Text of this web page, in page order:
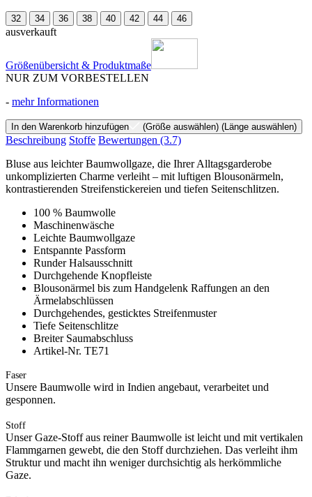
32 34 36 38 40 42 44 46
ausverkauft
Größenübersicht & Produktmaße
NUR ZUM VORBESTELLEN
- mehr Informationen
In den Warenkorb hinzufügen (Größe auswählen) (Länge auswählen)
Beschreibung Stoffe Bewertungen (3.7)
Bluse aus leichter Baumwollgaze, die Ihrer Alltagsgarderobe
unkomplizierten Charme verleiht – mit luftigen Blousonärmeln,
kontrastierenden Streifenstickereien und tiefen Seitenschlitzen.
100 % Baumwolle
Maschinenwäsche
Leichte Baumwollgaze
Entspannte Passform
Runder Halsausschnitt
Durchgehende Knopfleiste
Blousonärmel bis zum Handgelenk Raffungen an den
Ärmelabschlüssen
Durchgehendes, gesticktes Streifenmuster
Tiefe Seitenschlitze
Breiter Saumabschluss
Artikel-Nr. TE71
Faser
Unsere Baumwolle wird in Indien angebaut, verarbeitet und
gesponnen.
Stoff
Unser Gaze-Stoff aus reiner Baumwolle ist leicht und mit vertikalen
Flammgarnen gewebt, die den Stoff durchziehen. Das verleiht ihm
Struktur und macht ihn weniger durchsichtig als herkömmliche
Gaze.